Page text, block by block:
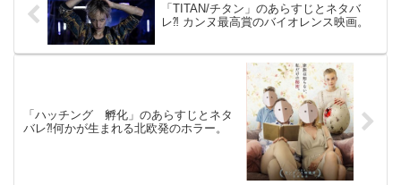
「TITAN/チタン」のあらすじとネタバ
レ⁈ カンヌ最高賞のバイオレンス映画。
「ハッチング 孵化」のあらすじとネタ
バレ⁈何かが生まれる北欧発のホラー。